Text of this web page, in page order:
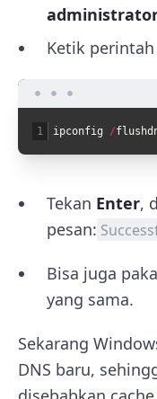
Ketik
1 ipconfig /
Tekan Enter,
pesan:
Bisa juga
yang sama.
Sekarang
DNS baru,